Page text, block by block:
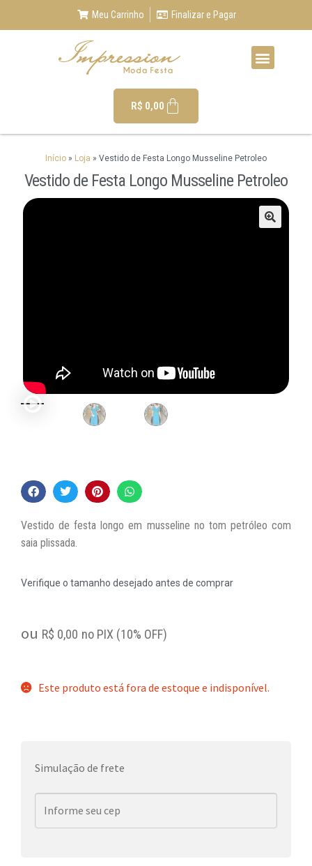
Meu Carrinho Finalizar e Pagar
R$ 0,00
Início » Loja » Vestido de Festa Longo Musseline Petroleo
Vestido de Festa Longo Musseline Petroleo
Vestido de festa longo em musseline no tom petróleo com
saia plissada.
Verifique o tamanho desejado antes de comprar
ou R$ 0,00 no PIX (10% OFF)
Este produto está fora de estoque e indisponível.
Simulação de frete